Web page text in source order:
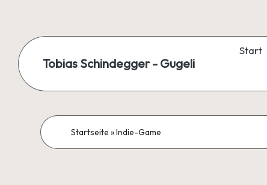
content
Tobias Schindegger - Gugeli
Start
Startseite »Indie-Game